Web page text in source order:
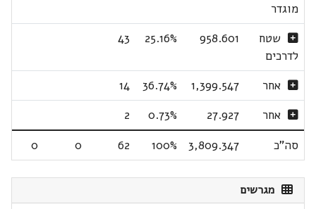
מוגדר
שטח
לדרכים
958.601
25.16%
43
אחר 1,399.547
36.74%
14
אחר
27.927
0.73%
2
סה"כ
3,809.347
100%
62
0
0
מגרשים